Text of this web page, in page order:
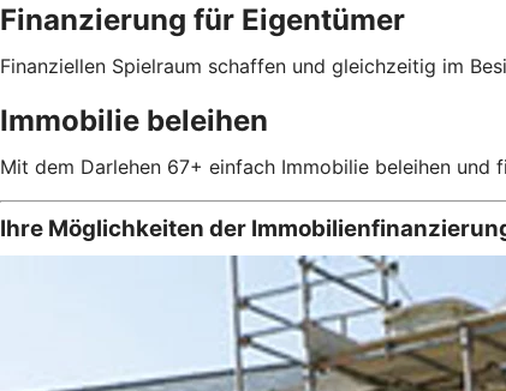
Finanzierung für Eigentümer
Finanziellen Spielraum schaffen und gleichzeitig im
Immobilie beleihen
Mit dem Darlehen 67+ einfach Immobilie beleihen und
Ihre Möglichkeiten der